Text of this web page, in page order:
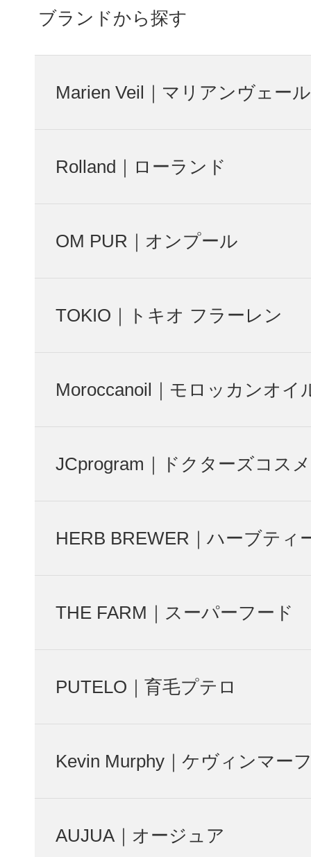
ブランドから探す
Marien Veil｜マリアンヴェール
Rolland｜ローランド
OM PUR｜オンプール
TOKIO｜トキオ フラーレン
Moroccanoil｜モロッカンオイ
JCprogram｜ドクターズコスメ
HERB BREWER｜ハーブティ
THE FARM｜スーパーフード
PUTELO｜育毛プテロ
Kevin Murphy｜ケヴィンマー
AUJUA｜オージュア